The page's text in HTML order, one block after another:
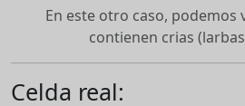
En este otro caso, podemos
contienen crias
Celda real: